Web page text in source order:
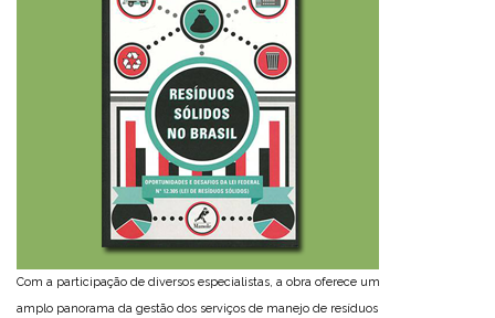
Com a participação de diversos especialistas, a obra oferece um
amplo panorama da gestão dos serviços de manejo de resíduos